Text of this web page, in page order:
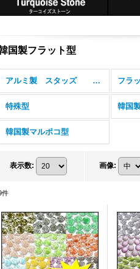
国製フラット型
アルミ製 スタッズ （ホットフィックス） (全商品) フラ
特殊型 韓国
韓国製マルポコ型
表示数: 画像:
件